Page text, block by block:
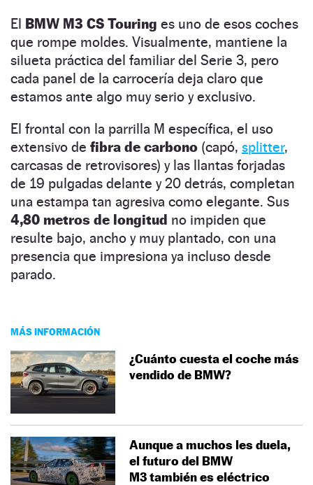
El BMW M3 CS Touring es uno de esos coches
que rompe moldes. Visualmente, mantiene la
silueta práctica del familiar del Serie 3, pero
cada panel de la carrocería deja claro que
estamos ante algo muy serio y exclusivo.
El frontal con la parrilla M específica, el uso
extensivo de fibra de carbono (capó, splitter,
carcasas de retrovisores) y las llantas forjadas
de 19 pulgadas delante y 20 detrás, completan
una estampa tan agresiva como elegante. Sus
4,80 metros de longitud no impiden que
resulte bajo, ancho y muy plantado, con una
presencia que impresiona ya incluso desde
parado.
MÁS INFORMACIÓN
¿Cuánto cuesta el coche más
vendido de BMW?
Aunque a muchos les duela,
el futuro del BMW
M3 también es eléctrico